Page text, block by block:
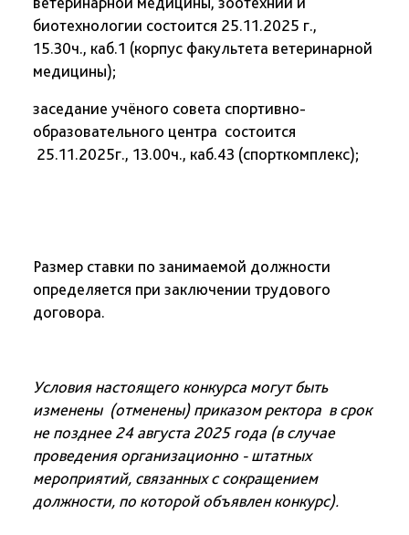
биотехнологии состоится 25.11.2025 г.,
15.30ч., каб.1 (корпус факультета ветеринарной
медицины);
заседание учёного совета спортивно-
образовательного центра состоится
25.11.2025г., 13.00ч., каб.43 (спорткомплекс);
Размер ставки по занимаемой должности
определяется при заключении трудового
договора.
Условия настоящего конкурса могут быть
изменены (отменены) приказом ректора в срок
не позднее 24 августа 2025 года (в случае
проведения организационно - штатных
мероприятий, связанных с сокращением
должности, по которой объявлен конкурс).